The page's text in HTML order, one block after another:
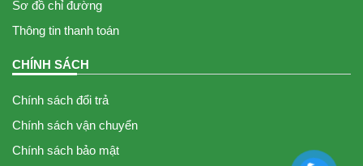
Sơ đồ chỉ đường
Thông tin thanh toán
CHÍNH SÁCH
Chính sách đổi trả
Chính sách vận chuyển
Chính sách bảo mật